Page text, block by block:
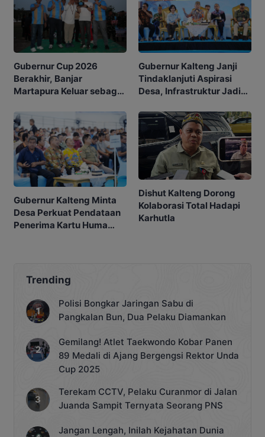
Gubernur Cup 2026
Berakhir, Banjar
Martapura Keluar sebagai
Gubernur Kalteng Janji
Tindaklanjuti Aspirasi
Desa, Infrastruktur Jadi
Gubernur Kalteng Minta
Desa Perkuat Pendataan
Penerima Kartu Huma
Dishut Kalteng Dorong
Kolaborasi Total Hadapi
Karhutla
Trending
Polisi Bongkar Jaringan Sabu di
Pangkalan Bun, Dua Pelaku Diamankan
Gemilang! Atlet Taekwondo Kobar Panen
89 Medali di Ajang Bergengsi Rektor Unda
Cup 2025
Terekam CCTV, Pelaku Curanmor di Jalan
Juanda Sampit Ternyata Seorang PNS
Jangan Lengah, Inilah Kejahatan Dunia